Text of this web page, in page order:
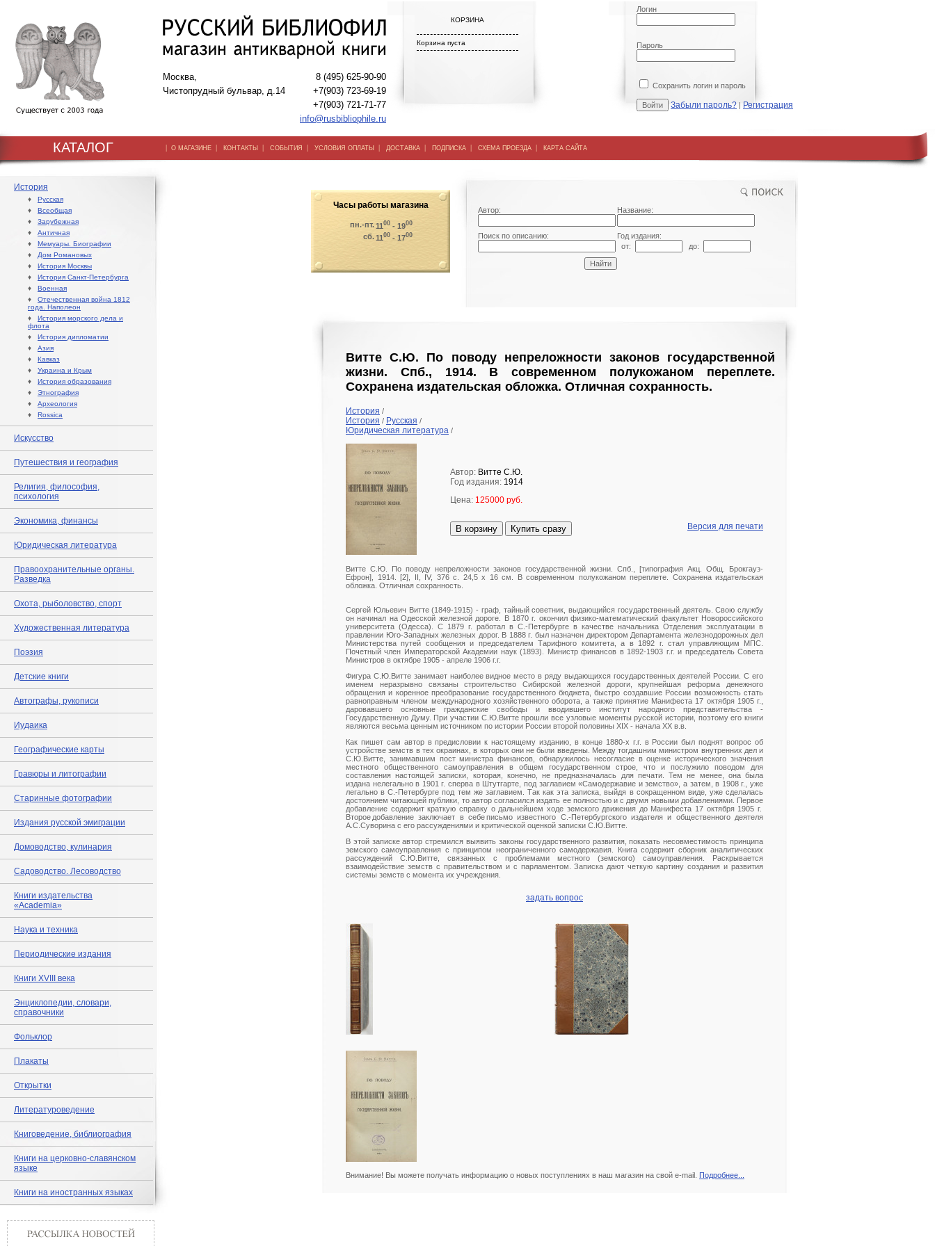
Москва,
Чистопрудный бульвар, д.14
8 (495) 625-90-90
+7(903) 723-69-19
+7(903) 721-71-77
info@rusbibliophile.ru
КОРЗИНА
Корзина пуста
Логин
Пароль
Сохранить логин и пароль
Забыли пароль? | Регистрация
КАТАЛОГ | О МАГАЗИНЕ | КОНТАКТЫ | СОБЫТИЯ | УСЛОВИЯ ОПЛАТЫ | ДОСТАВКА | ПОДПИСКА | СХЕМА ПРОЕЗДА | КАРТА САЙТА
История
♦ Русская
♦ Всеобщая
♦ Зарубежная
♦ Античная
♦ Мемуары. Биографии
♦ Дом Романовых
♦ История Москвы
♦ История Санкт-Петербурга
♦ Военная
♦ Отечественная война 1812
года. Наполеон
♦ История морского дела и
флота
♦ История дипломатии
♦ Азия
♦ Кавказ
♦ Украина и Крым
♦ История образования
♦ Этнография
♦ Археология
♦ Rossica
Искусство
Путешествия и география
Религия, философия,
психология
Экономика, финансы
Юридическая литература
Правоохранительные органы.
Разведка
Охота, рыболовство, спорт
Художественная литература
Поэзия
Детские книги
Автографы, рукописи
Иудаика
Географические карты
Гравюры и литографии
Старинные фотографии
Издания русской эмиграции
Домоводство, кулинария
Садоводство. Лесоводство
Книги издательства
«Academia»
Наука и техника
Периодические издания
Книги XVIII века
Энциклопедии, словари,
справочники
Фольклор
Плакаты
Открытки
Литературоведение
Книговедение, библиография
Книги на церковно-славянском
языке
Книги на иностранных языках
Часы работы магазина
пн.-пт.1100 - 1900
сб.1100 - 1700
Автор: Название:
Поиск по описанию:
Год издания:
от:
до:
Витте С.Ю. По поводу непреложности законов государственной
жизни. Спб., 1914. В современном полукожаном переплете.
Сохранена издательская обложка. Отличная сохранность.
История /
История / Русская /
Юридическая литература /
Автор: Витте С.Ю.
Год издания: 1914
Цена: 125000 руб.
В корзину Купить сразу Версия для печати
Витте С.Ю. По поводу непреложности законов государственной жизни. Спб., [типография Акц. Общ. Брокгауз-
Ефрон], 1914. [2], II, IV, 376 с. 24,5 х 16 см. В современном полукожаном переплете. Сохранена издательская
обложка. Отличная сохранность.
Сергей Юльевич Витте (1849-1915) - граф, тайный советник, выдающийся государственный деятель. Свою службу
он начинал на Одесской железной дороге. В 1870 г. окончил физико-математический факультет Новороссийского
университета (Одесса). С 1879 г. работал в С.-Петербурге в качестве начальника Отделения эксплуатации в
правлении Юго-Западных железных дорог. В 1888 г. был назначен директором Департамента железнодорожных дел
Министерства путей сообщения и председателем Тарифного комитета, а в 1892 г. стал управляющим МПС.
Почетный член Императорской Академии наук (1893). Министр финансов в 1892-1903 г.г. и председатель Совета
Министров в октябре 1905 - апреле 1906 г.г.
Фигура С.Ю.Витте занимает наиболее видное место в ряду выдающихся государственных деятелей России. С его
именем неразрывно связаны строительство Сибирской железной дороги, крупнейшая реформа денежного
обращения и коренное преобразование государственного бюджета, быстро создавшие России возможность стать
равноправным членом международного хозяйственного оборота, а также принятие Манифеста 17 октября 1905 г.,
даровавшего основные гражданские свободы и вводившего институт народного представительства -
Государственную Думу. При участии С.Ю.Витте прошли все узловые моменты русской истории, поэтому его книги
являются весьма ценным источником по истории России второй половины ХIХ - начала ХХ в.в.
Как пишет сам автор в предисловии к настоящему изданию, в конце 1880-х г.г. в России был поднят вопрос об
устройстве земств в тех окраинах, в которых они не были введены. Между тогдашним министром внутренних дел и
С.Ю.Витте, занимавшим пост министра финансов, обнаружилось несогласие в оценке исторического значения
местного общественного самоуправления в общем государственном строе, что и послужило поводом для
составления настоящей записки, которая, конечно, не предназначалась для печати. Тем не менее, она была
издана нелегально в 1901 г. сперва в Штутгарте, под заглавием «Самодержавие и земство», а затем, в 1908 г., уже
легально в С.-Петербурге под тем же заглавием. Так как эта записка, выйдя в сокращенном виде, уже сделалась
достоянием читающей публики, то автор согласился издать ее полностью и с двумя новыми добавлениями. Первое
добавление содержит краткую справку о дальнейшем ходе земского движения до Манифеста 17 октября 1905 г.
Второе добавление заключает в себе письмо известного С.-Петербургского издателя и общественного деятеля
А.С.Суворина с его рассуждениями и критической оценкой записки С.Ю.Витте.
В этой записке автор стремился выявить законы государственного развития, показать несовместимость принципа
земского самоуправления с принципом неограниченного самодержавия. Книга содержит сборник аналитических
рассуждений С.Ю.Витте, связанных с проблемами местного (земского) самоуправления. Раскрывается
взаимодействие земств с правительством и с парламентом. Записка дают четкую картину создания и развития
системы земств с момента их учреждения.
задать вопрос
Внимание! Вы можете получать информацию о новых поступлениях в наш магазин на свой e-mail. Подробнее...